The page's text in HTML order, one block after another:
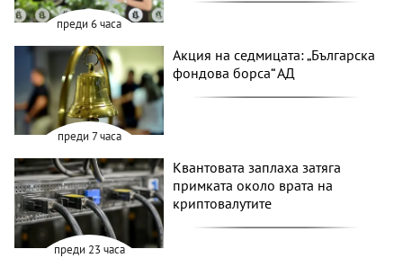
преди 6 часа
преди 7 часа
Акция на седмицата: „Българска
фондова борса“ АД
преди 23 часа
Квантовата заплаха затяга
примката около врата на
криптовалутите